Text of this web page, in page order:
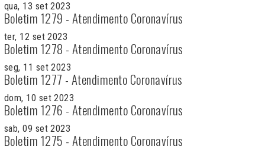
qua, 13 set 2023
Boletim 1279 - Atendimento Coronavírus
ter, 12 set 2023
Boletim 1278 - Atendimento Coronavírus
seg, 11 set 2023
Boletim 1277 - Atendimento Coronavírus
dom, 10 set 2023
Boletim 1276 - Atendimento Coronavírus
sab, 09 set 2023
Boletim 1275 - Atendimento Coronavírus